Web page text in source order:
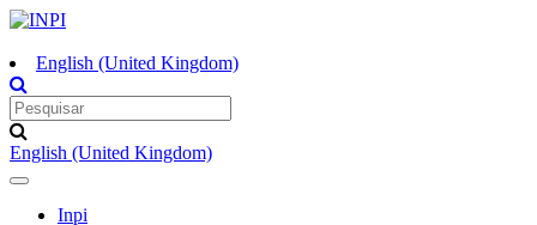
English (United Kingdom)
English (United Kingdom)
Toggle
navigation
Inpi